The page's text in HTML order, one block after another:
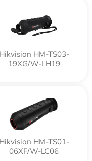
Hikvision HM-TS03-
19XG/W-LH19
Hikvision HM-TS01-
06XF/W-LC06